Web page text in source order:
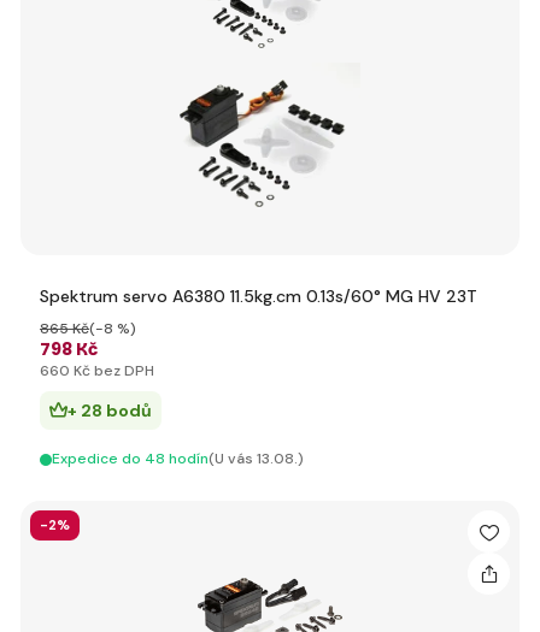
Spektrum servo A6380 11.5kg.cm 0.13s/60° MG HV 23T
798 Kč
865 Kč(-8 %)
660 Kč bez DPH
+ 28 bodů
Expedice do 48 hodín(U vás 13.08.)
-2%